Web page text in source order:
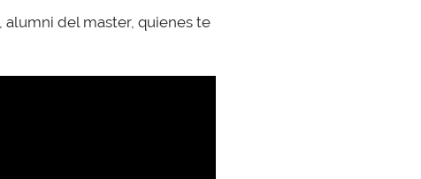
, alumni del master, quienes te